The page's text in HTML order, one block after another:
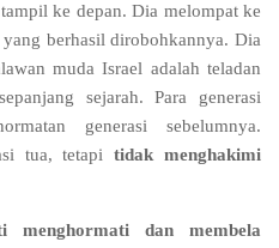
ke depan. Dia melompat ke
berhasil dirobohkannya. Dia
muda Israel adalah teladan
sejarah. Para generasi
generasi sebelumnya.
tua, tetapitidak menghakimi
menghormati dan membela